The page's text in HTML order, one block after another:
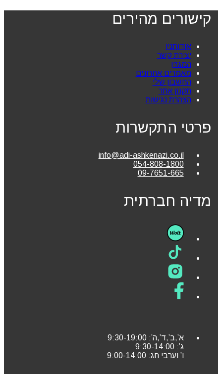
קישורים מהירים
אודותניו
יצירת קשר
המגזין
מאמרים אחרונים
החשבון שלי
תקנון אתר
הצהרת נגישות
פרטי התקשרות
info@adi-ashkenazi.co.il
054-808-1800
09-7651-665
מדיה חברתית
א’,ב’,ד’,ה’: 9:30-19:00
ג’: 9:30-14:00
ו’ וערבי חג: 9:00-14:00